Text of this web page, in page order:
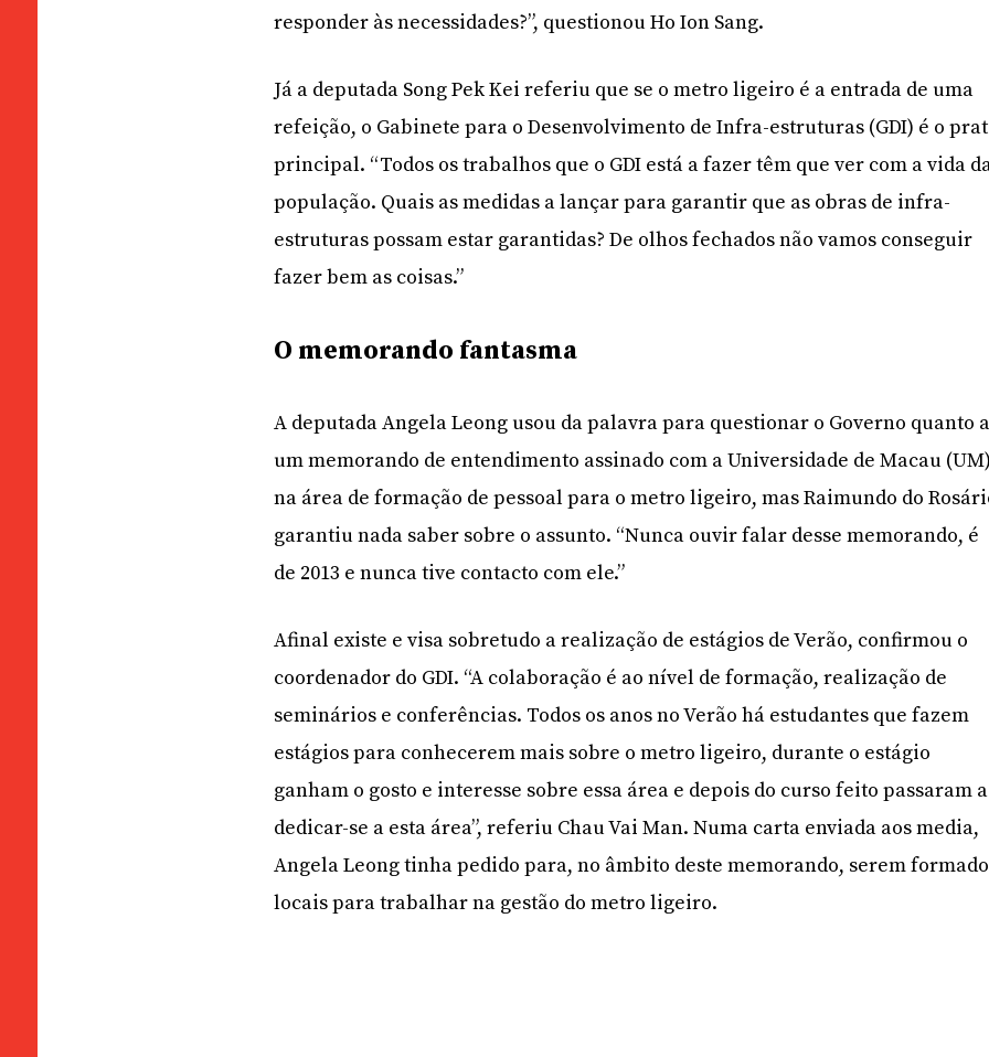
responder às necessidades?”, questionou Ho Ion Sang.
Já a deputada Song Pek Kei referiu que se o metro ligeiro é a entrada de uma
refeição, o Gabinete para o Desenvolvimento de Infra-estruturas (GDI) é o
principal. “Todos os trabalhos que o GDI está a fazer têm que ver com a vida
população. Quais as medidas a lançar para garantir que as obras de infra-
estruturas possam estar garantidas? De olhos fechados não vamos conseguir
fazer bem as coisas.”
O memorando fantasma
A deputada Angela Leong usou da palavra para questionar o Governo quanto
um memorando de entendimento assinado com a Universidade de Macau
na área de formação de pessoal para o metro ligeiro, mas Raimundo do
garantiu nada saber sobre o assunto. “Nunca ouvir falar desse memorando, é
de 2013 e nunca tive contacto com ele.”
Afinal existe e visa sobretudo a realização de estágios de Verão, confirmou o
coordenador do GDI. “A colaboração é ao nível de formação, realização de
seminários e conferências. Todos os anos no Verão há estudantes que fazem
estágios para conhecerem mais sobre o metro ligeiro, durante o estágio
ganham o gosto e interesse sobre essa área e depois do curso feito passaram a
dedicar-se a esta área”, referiu Chau Vai Man. Numa carta enviada aos media,
Angela Leong tinha pedido para, no âmbito deste memorando, serem
locais para trabalhar na gestão do metro ligeiro.